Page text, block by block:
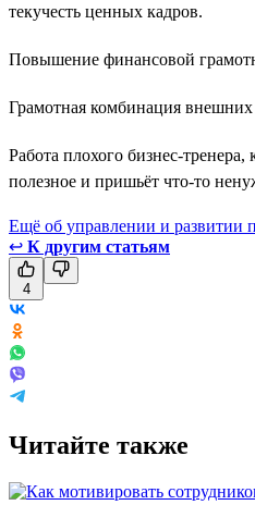
текучесть ценных кадров.
Повышение финансовой
Грамотная комбинация
Работа плохого бизнес-
полезное и пришьёт что-то
Ещё об управлении и развитии
↩ К другим статьям
4
Читайте также